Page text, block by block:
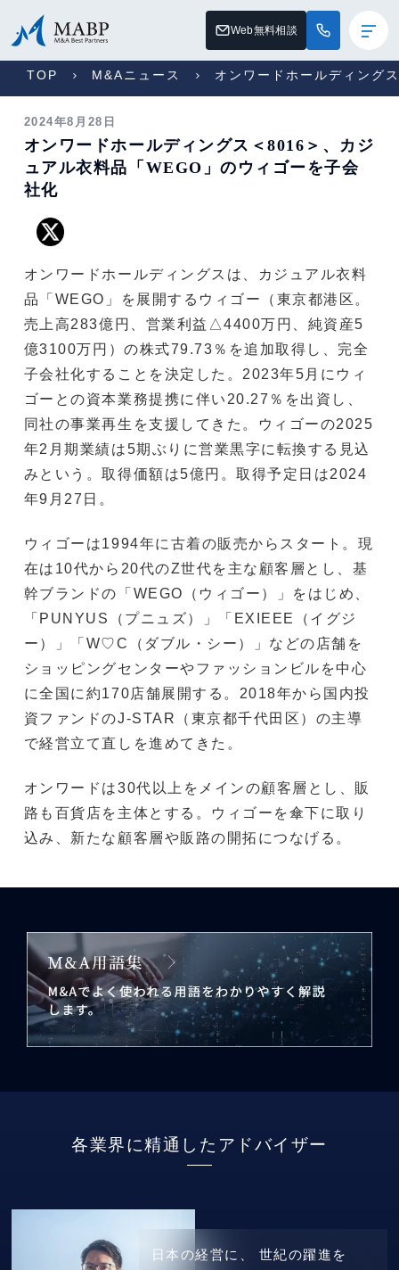
Web無料相談
TOP M&Aニュース オンワードホールディング
2024年8月28日
オンワードホールディングス＜8016＞、カジ
ュアル衣料品「WEGO」のウィゴーを子会
社化
オンワードホールディングスは、カジュアル衣料
品「WEGO」を展開するウィゴー（東京都港区。
売上高283億円、営業利益△4400万円、純資産5
億3100万円）の株式79.73％を追加取得し、完全
子会社化することを決定した。2023年5月にウィ
ゴーとの資本業務提携に伴い20.27％を出資し、
同社の事業再生を支援してきた。ウィゴーの2025
年2月期業績は5期ぶりに営業黒字に転換する見込
みという。取得価額は5億円。取得予定日は2024
年9月27日。
ウィゴーは1994年に古着の販売からスタート。現
在は10代から20代のZ世代を主な顧客層とし、基
幹ブランドの「WEGO（ウィゴー）」をはじめ、
「PUNYUS（プニュズ）」「EXIEEE（イグジ
ー）」「W♡C（ダブル・シー）」などの店舗を
ショッピングセンターやファッションビルを中心
に全国に約170店舗展開する。2018年から国内投
資ファンドのJ-STAR（東京都千代田区）の主導
で経営立て直しを進めてきた。
オンワードは30代以上をメインの顧客層とし、販
路も百貨店を主体とする。ウィゴーを傘下に取り
込み、新たな顧客層や販路の開拓につなげる。
各業界に精通したアドバイザー
日本の経営に、 世紀の躍進を